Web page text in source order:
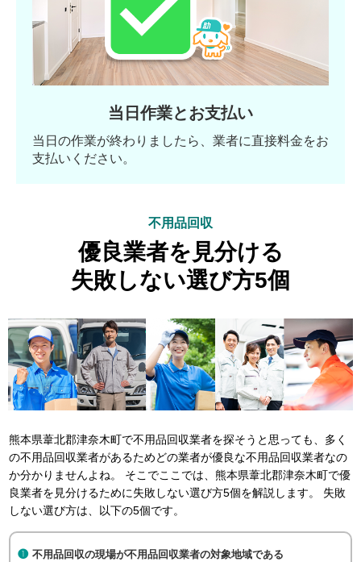
当日作業とお支払い
当日の作業が終わりましたら、業者に直接料金をお
支払いください。
不用品回収
優良業者を見分ける
失敗しない選び方5個
熊本県葦北郡津奈木町で不用品回収業者を探そうと思っても、多く
の不用品回収業者があるためどの業者が優良な不用品回収業者なの
か分かりませんよね。 そこでここでは、熊本県葦北郡津奈木町で優
良業者を見分けるために失敗しない選び方5個を解説します。 失敗
しない選び方は、以下の5個です。
不用品回収の現場が不用品回収業者の対象地域である